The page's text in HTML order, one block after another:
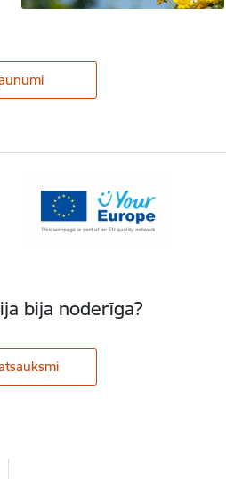
bija noderīga?